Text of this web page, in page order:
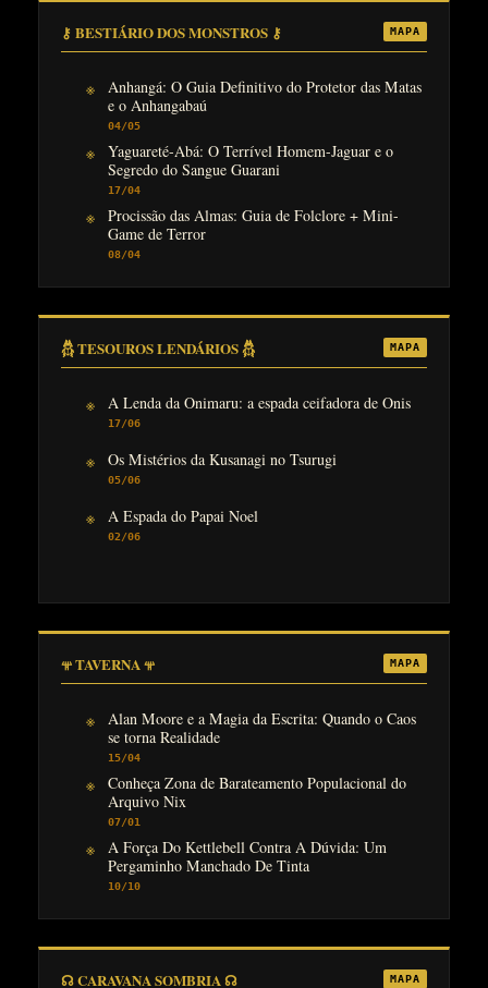
⚷ BESTIÁRIO DOS MONSTROS ⚷ MAPA
Anhangá: O Guia Definitivo do Protetor das Matas
e o Anhangabaú
04/05
Yaguareté-Abá: O Terrível Homem-Jaguar e o
Segredo do Sangue Guarani
17/04
Procissão das Almas: Guia de Folclore + Mini-
Game de Terror
08/04
𓆣 TESOUROS LENDÁRIOS 𓆣 MAPA
A Lenda da Onimaru: a espada ceifadora de Onis
17/06
Os Mistérios da Kusanagi no Tsurugi
05/06
A Espada do Papai Noel
02/06
𖥬 TAVERNA 𖥬 MAPA
Alan Moore e a Magia da Escrita: Quando o Caos
se torna Realidade
15/04
Conheça Zona de Barateamento Populacional do
Arquivo Nix
07/01
A Força Do Kettlebell Contra A Dúvida: Um
Pergaminho Manchado De Tinta
10/10
☊ CARAVANA SOMBRIA ☊ MAPA